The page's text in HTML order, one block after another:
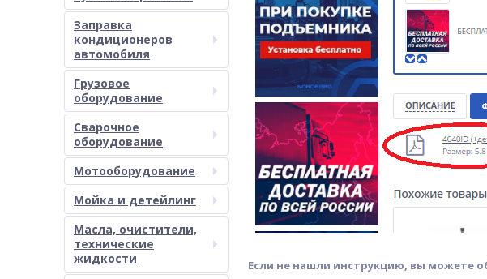
Заправка
кондиционеров
автомобиля
Грузовое
оборудование
Сварочное
оборудование
Мотооборудование
Мойка и детейлинг
Масла, очистители,
технические
жидкости
Если не нашли инструкцию, вы можете